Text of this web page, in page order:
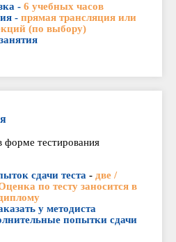
- 6 учебных часов
- прямая трансляция или
(по выбору)
форме тестирования
сдачи теста - две /
по тесту заносится в
у методиста
попытки сдачи